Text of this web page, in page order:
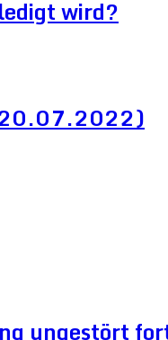
wird?
20.07.2022)
ungestört